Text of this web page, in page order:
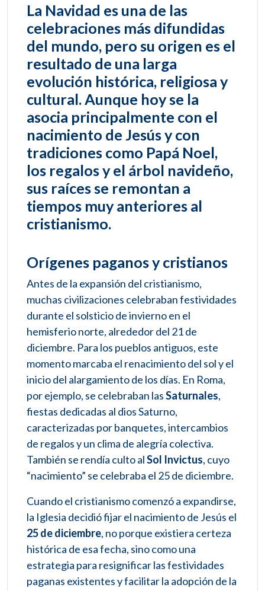
La Navidad es una de las
celebraciones más difundidas
del mundo, pero su origen es el
resultado de una larga
evolución histórica, religiosa y
cultural. Aunque hoy se la
asocia principalmente con el
nacimiento de Jesús y con
tradiciones como Papá Noel,
los regalos y el árbol navideño,
sus raíces se remontan a
tiempos muy anteriores al
cristianismo.
Orígenes paganos y cristianos
Antes de la expansión del cristianismo,
muchas civilizaciones celebraban festividades
durante el solsticio de invierno en el
hemisferio norte, alrededor del 21 de
diciembre. Para los pueblos antiguos, este
momento marcaba el renacimiento del sol y el
inicio del alargamiento de los días. En Roma,
por ejemplo, se celebraban lasSaturnales,
fiestas dedicadas al dios Saturno,
caracterizadas por banquetes, intercambios
de regalos y un clima de alegría colectiva.
También se rendía culto alSol Invictus, cuyo
“nacimiento” se celebraba el 25 de diciembre.
Cuando el cristianismo comenzó a expandirse,
la Iglesia decidió fijar el nacimiento de Jesús el
25 de diciembre, no porque existiera certeza
histórica de esa fecha, sino como una
estrategia para resignificar las festividades
paganas existentes y facilitar la adopción de la